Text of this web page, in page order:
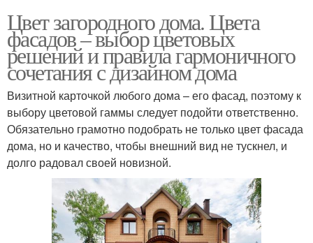
Цвет загородного дома. Цвета
фасадов – выбор цветовых
решений и правила гармоничного
сочетания с дизайном дома
Визитной карточкой любого дома – его фасад, поэтому к
выбору цветовой гаммы следует подойти ответственно.
Обязательно грамотно подобрать не только цвет фасада
дома, но и качество, чтобы внешний вид не тускнел, и
долго радовал своей новизной.